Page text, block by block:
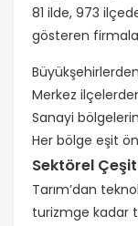
81 ilde, 973
gösteren
Merkez
Sanayi
Her bölge eşit
Sektörel
Tarım’dan
turizmge kadar